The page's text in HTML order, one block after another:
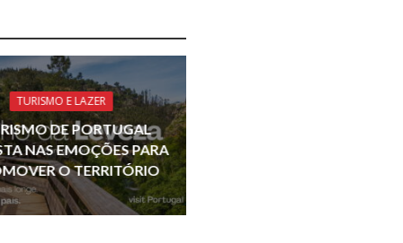
TURISMO E LAZER
DE PORTUGAL
NAS EMOÇÕES PARA
O TERRITÓRIO